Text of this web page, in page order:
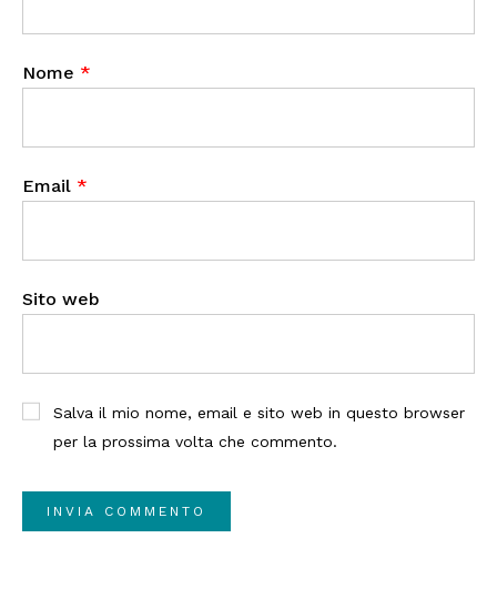
Nome *
Email *
Sito web
Salva il mio nome, email e sito web in questo browser
per la prossima volta che commento.